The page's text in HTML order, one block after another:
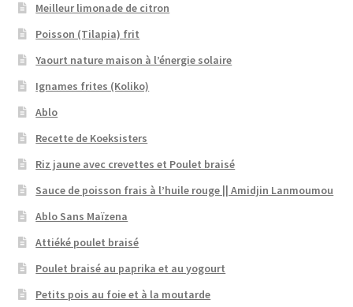
Meilleur limonade de citron
Poisson (Tilapia) frit
Yaourt nature maison à l’énergie solaire
Ignames frites (Koliko)
Ablo
Recette de Koeksisters
Riz jaune avec crevettes et Poulet braisé
Sauce de poisson frais à l’huile rouge || Amidjin Lanmoumou
Ablo Sans Maïzena
Attiéké poulet braisé
Poulet braisé au paprika et au yogourt
Petits pois au foie et à la moutarde